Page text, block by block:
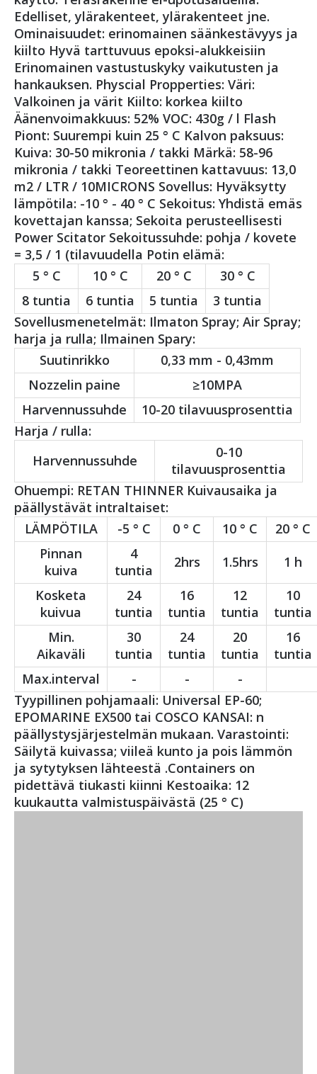
Edelliset, ylärakenteet, ylärakenteet jne.
Ominaisuudet: erinomainen säänkestävyys ja
kiilto Hyvä tarttuvuus epoksi-alukkeisiin
Erinomainen vastustuskyky vaikutusten ja
hankauksen. Physcial Propperties: Väri:
Valkoinen ja värit Kiilto: korkea kiilto
Äänenvoimakkuus: 52% VOC: 430g / l Flash
Piont: Suurempi kuin 25 ° C Kalvon paksuus:
Kuiva: 30-50 mikronia / takki Märkä: 58-96
mikronia / takki Teoreettinen kattavuus: 13,0
m2 / LTR / 10MICRONS Sovellus: Hyväksytty
lämpötila: -10 ° - 40 ° C Sekoitus: Yhdistä emäs
kovettajan kanssa; Sekoita perusteellisesti
Power Scitator Sekoitussuhde: pohja / kovete
= 3,5 / 1 (tilavuudella Potin elämä:
5 ° C
10 ° C 20 ° C
30 ° C
8 tuntia
6 tuntia 5 tuntia
3 tuntia
Sovellusmenetelmät: Ilmaton Spray; Air Spray;
harja ja rulla; Ilmainen Spary:
Suutinrikko
0,33 mm - 0,43mm
Nozzelin paine
≥10MPA
Harvennussuhde
10-20 tilavuusprosenttia
Harja / rulla:
Harvennussuhde
0-10
tilavuusprosenttia
Ohuempi: RETAN THINNER Kuivausaika ja
päällystävät intraltaiset:
LÄMPÖTILA
-5 ° C 0 ° C 10 ° C
20 ° C
Pinnan
kuiva
4
tuntia
2hrs 1.5hrs
1 h
Kosketa
kuivua
24
tuntia
16
tuntia
12
tuntia
10
tuntia
Min.
Aikaväli
30
tuntia
24
tuntia
20
tuntia
16
tuntia
Max.interval
- -
-
Tyypillinen pohjamaali: Universal EP-60;
EPOMARINE EX500 tai COSCO KANSAI: n
päällystysjärjestelmän mukaan. Varastointi:
Säilytä kuivassa; viileä kunto ja pois lämmön
ja sytytyksen lähteestä .Containers on
pidettävä tiukasti kiinni Kestoaika: 12
kuukautta valmistuspäivästä (25 ° C)